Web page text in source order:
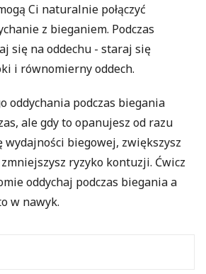
Ci naturalnie połączyć
z bieganiem. Podczas
się na oddechu - staraj się
i równomierny oddech.
oddychania podczas biegania
ale gdy to opanujesz od razu
wydajności biegowej, zwiększysz
ryzyko kontuzji. Ćwicz
oddychaj podczas biegania a
w nawyk.